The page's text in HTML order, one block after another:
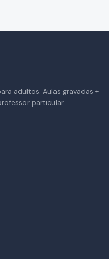
adultos. Aulas gravadas +
particular.